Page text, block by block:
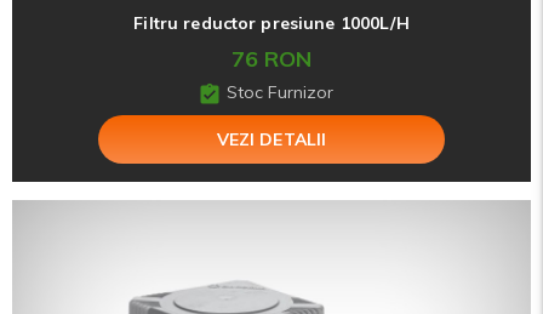
Filtru reductor presiune 1000L/H
76 RON
Stoc Furnizor
VEZI DETALII